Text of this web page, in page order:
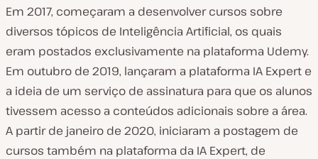
l
i
e
n
t
e
:
Em 2017, começaram a desenvolver cursos sobre
diversos tópicos de Inteligência Artificial, os quais
eram postados exclusivamente na plataforma Udemy.
Em outubro de 2019, lançaram a plataforma IA Expert e
a ideia de um serviço de assinatura para que os alunos
tivessem acesso a conteúdos adicionais sobre a área.
A partir de janeiro de 2020, iniciaram a postagem de
cursos também na plataforma da IA Expert, de